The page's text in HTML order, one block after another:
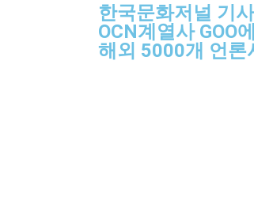
한국문화저널 기
OCN계열사 GOO
해외 5000개 언론